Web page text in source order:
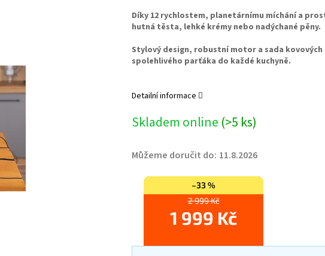
2 999 Kč
–33 %
1 999 Kč
Skladem online (>5 ks)
Můžeme doručit do: 11.8.2026
Díky 12 rychlostem, planetárnímu míchání a
hutná těsta, lehké krémy nebo nadýchané pěny.
Stylový design, robustní motor a sada
spolehlivého parťáka do každé kuchyně.
Detailní informace